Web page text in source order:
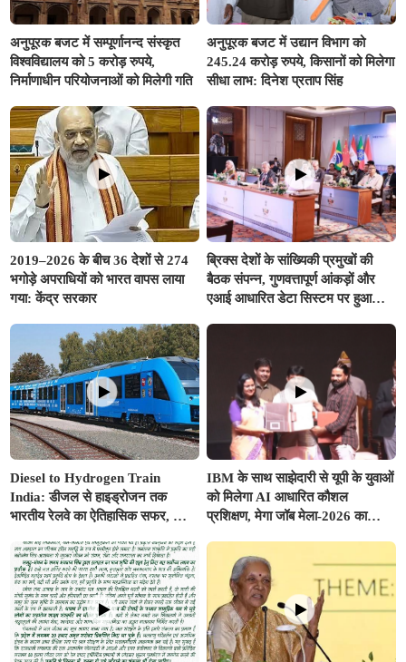
अनुपूरक बजट में सम्पूर्णानन्द संस्कृत
विश्वविद्यालय को 5 करोड़ रुपये,
निर्माणाधीन परियोजनाओं को मिलेगी गति
अनुपूरक बजट में उद्यान विभाग को
245.24 करोड़ रुपये, किसानों को मिलेगा
सीधा लाभ: दिनेश प्रताप सिंह
2019–2026 के बीच 36 देशों से 274
भगोड़े अपराधियों को भारत वापस लाया
गया: केंद्र सरकार
ब्रिक्स देशों के सांख्यिकी प्रमुखों की
बैठक संपन्न, गुणवत्तापूर्ण आंकड़ों और
एआई आधारित डेटा सिस्टम पर हुआ
Diesel to Hydrogen Train
India: डीजल से हाइड्रोजन तक
भारतीय रेलवे का ऐतिहासिक सफर, जानें
भारत @2047'
IBM के साथ साझेदारी से यूपी के युवाओं
को मिलेगा AI आधारित कौशल
प्रशिक्षण, मेगा जॉब मेला-2026 का